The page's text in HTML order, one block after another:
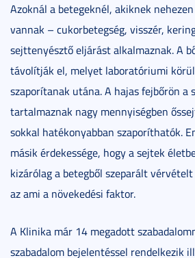
Azoknál a betegeknél, akiknek
vannak – cukorbetegség, visszér,
sejttenyésztő eljárást alkalmaznak. A
távolítják el, melyet laboratóriumi
szaporítanak utána. A hajas fejbőrön a
tartalmaznak nagy mennyiségben
sokkal hatékonyabban szaporíthatók.
másik érdekessége, hogy a sejtek
kizárólag a betegből szeparált
az ami a növekedési faktor.
A Klinika már 14 megadott
szabadalom bejelentéssel rendelkezik